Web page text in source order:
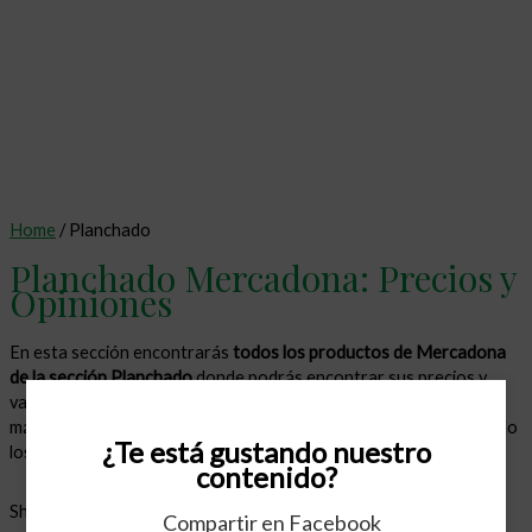
Home / Planchado
Planchado Mercadona: Precios y
Opiniones
En esta sección encontrarás todos los productos de Mercadona
de la sección Planchadodonde podrás encontrar sus precios y
valoraciones de usuarios. Accede a cada producto y encontrarás
más información, nuestra opinión y las opiniones que hayan dejado
los usuarios.
Showing all 3 results
¿Te está gustando nuestro
contenido?
Compartir en Facebook